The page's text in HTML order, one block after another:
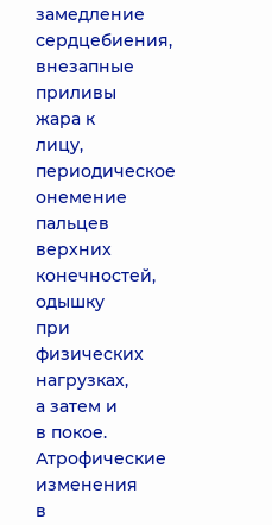
замедление
сердцебиения,
внезапные
приливы
жара к
лицу,
периодическое
онемение
пальцев
верхних
конечностей,
одышку
при
физических
нагрузках,
а затем и
в покое.
Атрофические
изменения
в